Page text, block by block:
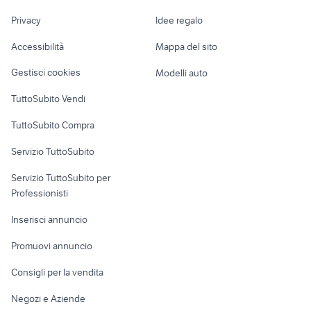
moto KTM 380 EXC
scania r 500 veicoli commerciali
Garage e box
Loft, mansarde e
Informatica
Console e
Fotografia
Telefonia
Privacy
Accessibilità
Gestisci cookies
TuttoSubito Vendi
TuttoSubito Compra
Servizio TuttoSubito
Servizio TuttoSubito per
Professionisti
Inserisci annuncio
Promuovi annuncio
Consigli per la vendita
Negozi e Aziende
Idee regalo
Mappa del sito
Modelli auto